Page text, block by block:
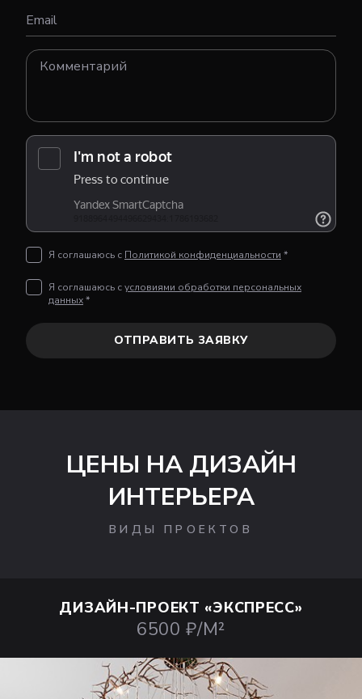
Email
Я соглашаюсь с Политикой конфиденциальности *
Я соглашаюсь сусловиями обработки персональных
данных*
ОТПРАВИТЬ ЗАЯВКУ
ЦЕНЫ НА ДИЗАЙН
ИНТЕРЬЕРА
ВИДЫ ПРОЕКТОВ
ДИЗАЙН-ПРОЕКТ «ЭКСПРЕСС»
6500 ₽/М²